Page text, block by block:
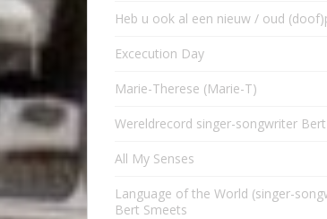
Heb u ook al een nieuw / oud
Excecution Day
Marie-Therese (Marie-T)
Wereldrecord singer-songwriter
All My Senses
Language of the World (singer-
Bert Smeets